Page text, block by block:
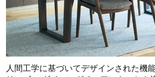
人間工学に基づいてデザインされた機